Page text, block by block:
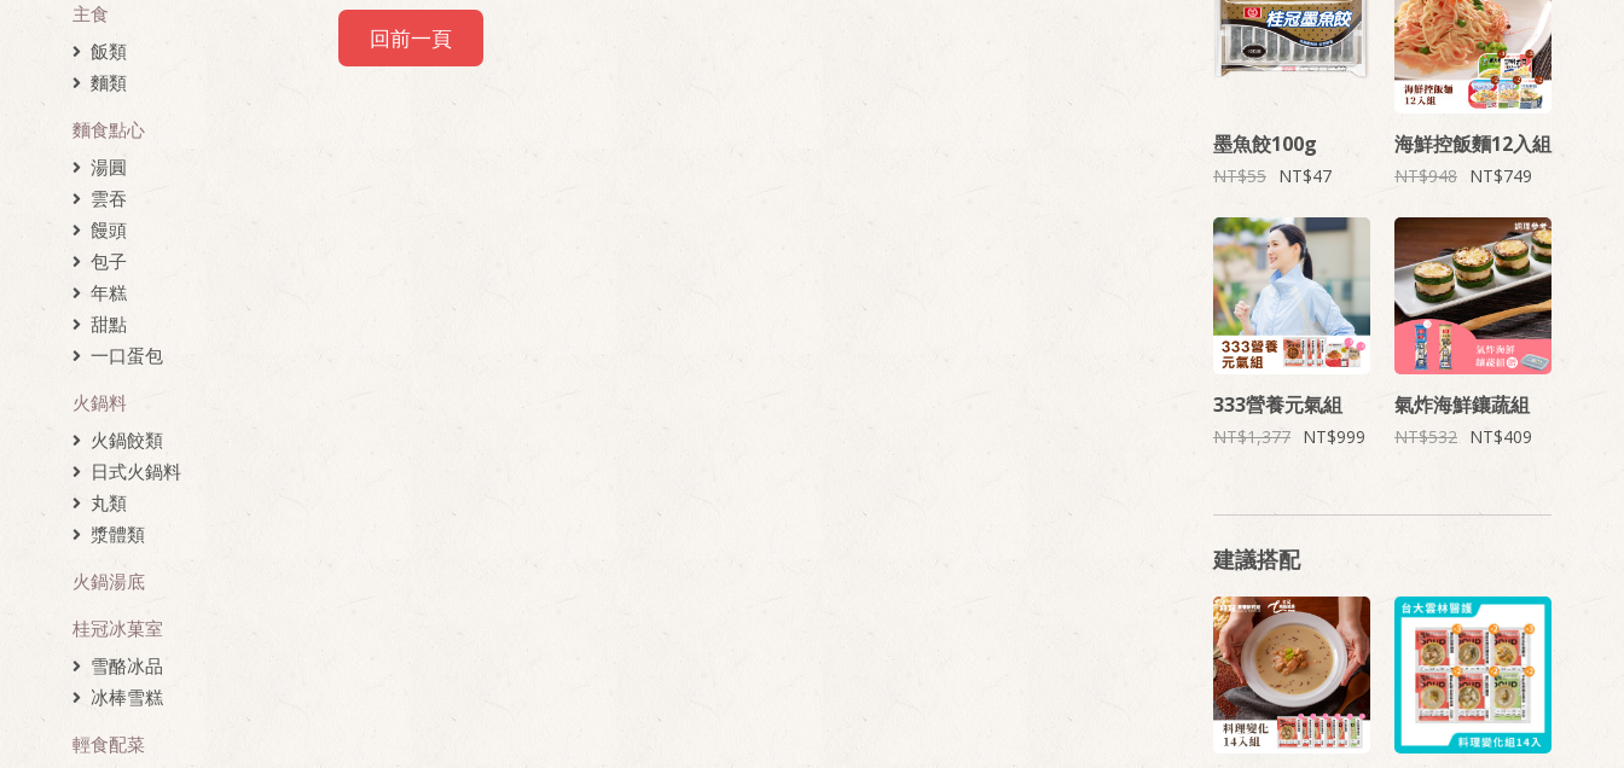
主食
飯類
麵類
麵食點心
湯圓
雲吞
饅頭
包子
年糕
甜點
一口蛋包
火鍋料
火鍋餃類
日式火鍋料
丸類
漿體類
火鍋湯底
桂冠冰菓室
雪酪冰品
冰棒雪糕
輕食配菜
回前一頁
墨魚餃100g
55 47
海鮮控飯麵12入組
948 749
333營養元氣組
1,377 999
氣炸海鮮鑲蔬組
532 409
建議搭配